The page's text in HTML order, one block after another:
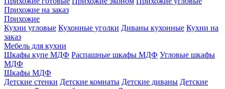
Прихожие на заказ
Прихожие
Кухни угловые Кухонные уголки Диваны кухонные Кухни на
заказ
Мебель для кухни
Шкафы купе МДФ Распашные шкафы МДФ Угловые шкафы
МДФ
Шкафы МДФ
Детские стенки Детские комнаты Детские диваны Детские